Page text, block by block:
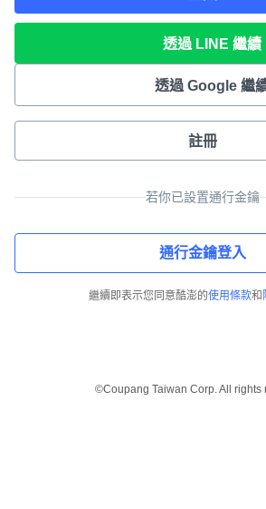
透過 LINE 繼續
透過 Google 繼
註冊
若你已設置通行金鑰
通行金鑰登入
繼續即表示您同意酷澎的使用條款和
©Coupang Taiwan Corp. All rights